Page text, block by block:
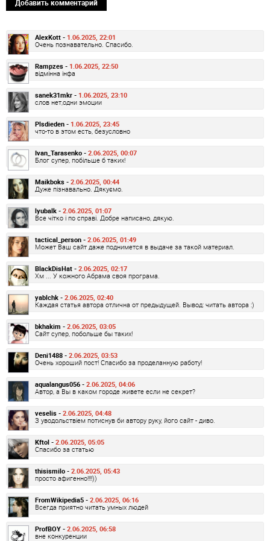
Добавить комментарий
AlexKott - 1.06.2025, 22:01
Очень познавательно. Спасибо.
Rampzes - 1.06.2025, 22:50
відмінна інфа
sanek31mkr - 1.06.2025, 23:10
слов нет,одни эмоции
Plsdieden - 1.06.2025, 23:45
что-то в этом есть, безусловно
Ivan_Tarasenko - 2.06.2025, 00:07
Блог супер, побільше б таких!
Maikboks - 2.06.2025, 00:44
Дуже пізнавально. Дякуємо.
lyubalk - 2.06.2025, 01:07
Все чітко і по справі. Добре написано, дякую.
tactical_person - 2.06.2025, 01:49
Может Ваш сайт даже поднимется в выдаче за такой материал.
BlackDisHat - 2.06.2025, 02:17
Хм ... У кожного Абрама своя програма.
yablchk - 2.06.2025, 02:40
Каждая статья автора отлична от предыдущей. Вывод: читать автора :)
bkhakim - 2.06.2025, 03:05
Сайт супер, побольше бы таких!
Deni1488 - 2.06.2025, 03:53
Очень хороший пост! Спасибо за проделанную работу!
aqualangus056 - 2.06.2025, 04:06
Автор, а Вы в каком городе живете если не секрет?
veselis - 2.06.2025, 04:48
З уводольствіем потиснув би автору руку, його сайт - диво.
Kftol - 2.06.2025, 05:05
Спасибо за статью
thisismilo - 2.06.2025, 05:43
просто афигенно!!!!))
FromWikipedia5 - 2.06.2025, 06:16
Всегда приятно читать умных людей
ProfBOY - 2.06.2025, 06:58
вне конкуренции